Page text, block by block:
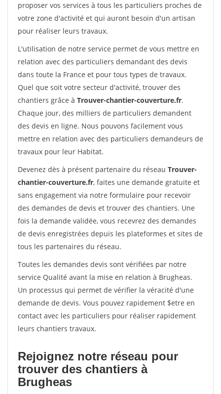
proposer vos services à tous les particuliers proches de
votre zone d'activité et qui auront besoin d'un artisan
pour réaliser leurs travaux.
L'utilisation de notre service permet de vous mettre en
relation avec des particuliers demandant des devis
dans toute la France et pour tous types de travaux.
Quel que soit votre secteur d'activité, trouver des
chantiers grâce à Trouver-chantier-couverture.fr.
Chaque jour, des milliers de particuliers demandent
des devis en ligne. Nous pouvons facilement vous
mettre en relation avec des particuliers demandeurs de
travaux pour leur Habitat.
Devenez dès à présent partenaire du réseau Trouver-
chantier-couverture.fr, faites une demande gratuite et
sans engagement via notre formulaire pour recevoir
des demandes de devis et trouver des chantiers. Une
fois la demande validée, vous recevrez des demandes
de devis enregistrées depuis les plateformes et sites de
tous les partenaires du réseau.
Toutes les demandes devis sont vérifiées par notre
service Qualité avant la mise en relation à Brugheas.
Un processus qui permet de vérifier la véracité d'une
demande de devis. Vous pouvez rapidement $etre en
contact avec les particuliers pour réaliser rapidement
leurs chantiers travaux.
Rejoignez notre réseau pour
trouver des chantiers à
Brugheas